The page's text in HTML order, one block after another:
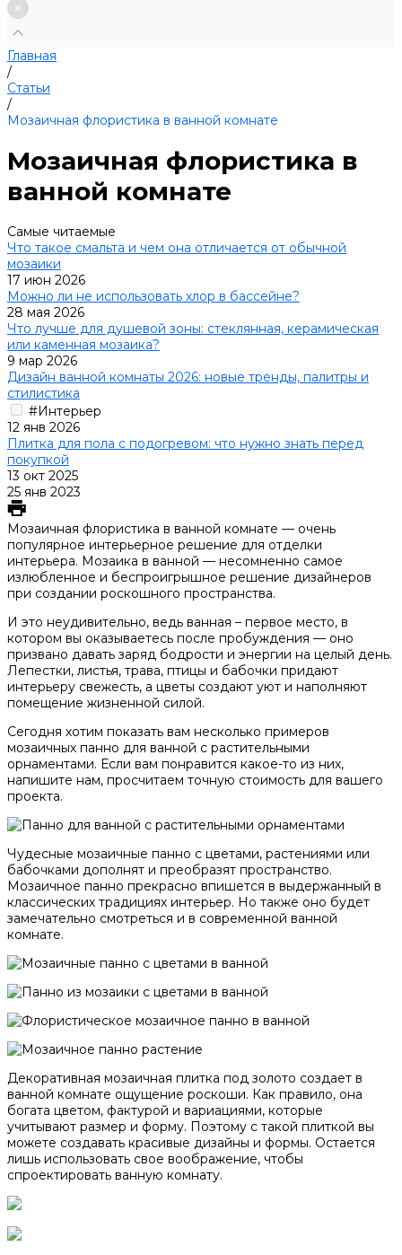
Главная
/
Статьи
/
Мозаичная флористика в ванной комнате
Мозаичная флористика в
ванной комнате
Самые читаемые
Что такое смальта и чем она отличается от обычной
мозаики
17 июн 2026
Можно ли не использовать хлор в бассейне?
28 мая 2026
Что лучше для душевой зоны: стеклянная, керамическая
или каменная мозаика?
9 мар 2026
Дизайн ванной комнаты 2026: новые тренды, палитры и
стилистика
#Интерьер
12 янв 2026
Плитка для пола с подогревом: что нужно знать перед
покупкой
13 окт 2025
25 янв 2023
Мозаичная флористика в ванной комнате — очень
популярное интерьерное решение для отделки
интерьера. Мозаика в ванной — несомненно самое
излюбленное и беспроигрышное решение дизайнеров
при создании роскошного пространства.
И это неудивительно, ведь ванная – первое место, в
котором вы оказываетесь после пробуждения — оно
призвано давать заряд бодрости и энергии на целый‌ день.
Лепестки, листья, трава, птицы и бабочки придают
интерьеру свежесть, а цветы создают уют и наполняют
помещение жизненной‌ силой.
Сегодня хотим показать вам несколько примеров
мозаичных панно для ванной с растительными
орнаментами. Если вам понравится какое-то из них,
напишите нам, просчитаем точную стоимость для вашего
проекта.
Чудесные мозаичные панно с цветами, растениями или
бабочками дополнят и преобразят пространство.
Мозаичное панно прекрасно впишется в выдержанный в
классических традициях интерьер. Но также оно будет
замечательно смотреться и в современной ванной
комнате.
Декоративная мозаичная плитка под золото создает в
ванной комнате ощущение роскоши. Как правило, она
богата цветом, фактурой и вариациями, которые
учитывают размер и форму. Поэтому с такой плиткой вы
можете создавать красивые дизайны и формы. Остается
лишь использовать свое воображение, чтобы
спроектировать ванную комнату.